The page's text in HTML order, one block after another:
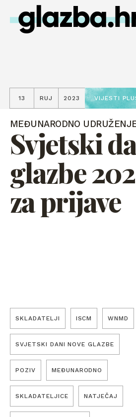
13 RUJ 2023 VIJESTI
MEĐUNARODNO
Svjetski
glazbe
za prijave
SKLADATELJI ISCM WNMD
SVJETSKI DANI NOVE GLAZBE
POZIV MEĐUNARODNO
SKLADATELJICE NATJEČAJ